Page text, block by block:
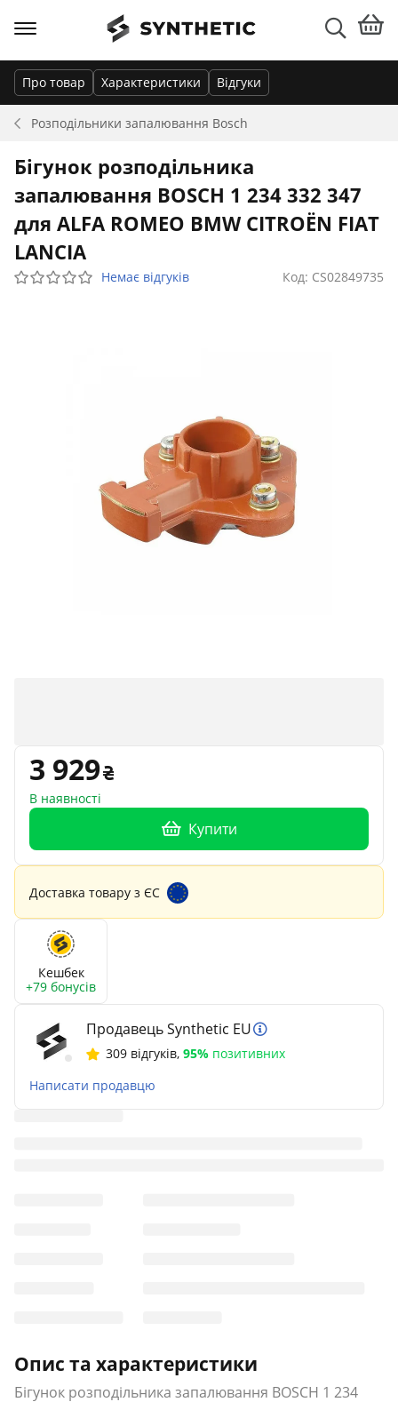
Розподільники запалювання Bosch
Про товар Характеристики Відгуки
Бігунок розподільника
запалювання BOSCH 1 234 332 347
для ALFA ROMEO BMW CITROËN FIAT
LANCIA
Немає відгуків Код: CS02849735
3 929
В наявності
Купити
Доставка товару з ЄС
Кешбек
+79 бонусів
Продавець Synthetic EU
309 відгуків, 95% позитивних
Написати продавцю
Опис та характеристики
Бігунок розподільника запалювання BOSCH 1 234